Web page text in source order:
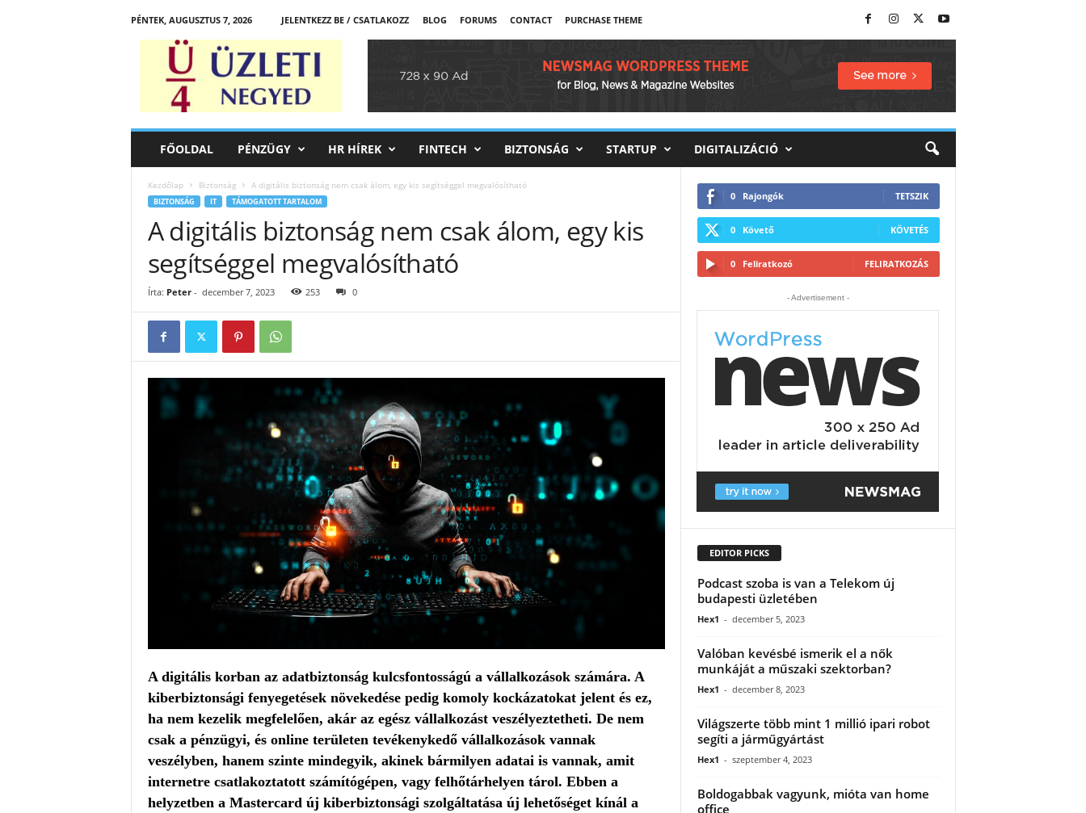
PÉNTEK, AUGUSZTUS 7, 2026 JELENTKEZZ BE / CSATLAKOZZ BLOG FORUMS CONTACT
PURCHASE THEME
FŐOLDAL PÉNZÜGY HR HÍREK FINTECH BIZTONSÁG STARTUP DIGITALIZÁCIÓ
Kezdőlap Biztonság A digitális biztonság nem csak álom, egy kis segítséggel megvalósítható
BIZTONSÁG IT TÁMOGATOTT TARTALOM
A digitális biztonság nem csak álom, egy kis
segítséggel megvalósítható
Írta: Peter- december 7, 2023 253 0
A digitális korban az adatbiztonság kulcsfontosságú a vállalkozások számára. A
kiberbiztonsági fenyegetések növekedése pedig komoly kockázatokat jelent és ez,
ha nem kezelik megfelelően, akár az egész vállalkozást veszélyeztetheti. De nem
csak a pénzügyi, és online területen tevékenykedő vállalkozások vannak
veszélyben, hanem szinte mindegyik, akinek bármilyen adatai is vannak, amit
internetre csatlakoztatott számítógépen, vagy felhőtárhelyen tárol. Ebben a
helyzetben a Mastercard új kiberbiztonsági szolgáltatása új lehetőséget kínál a
0 Rajongók TETSZIK
0 Követő KÖVETÉS
0 Feliratkozó FELIRATKOZÁS
- Advertisement -
EDITOR PICKS
Podcast szoba is van a Telekom új
budapesti üzletében
Hex1 - december 5, 2023
Valóban kevésbé ismerik el a nők
munkáját a műszaki szektorban?
Hex1 - december 8, 2023
Világszerte több mint 1 millió ipari robot
segíti a járműgyártást
Hex1 - szeptember 4, 2023
Boldogabbak vagyunk, mióta van home
office